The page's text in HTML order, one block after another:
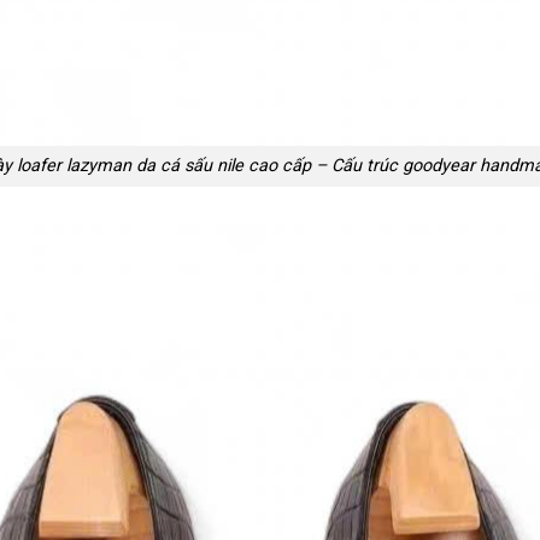
loafer lazyman da cá sấu nile cao cấp – Cấu trúc goodyear